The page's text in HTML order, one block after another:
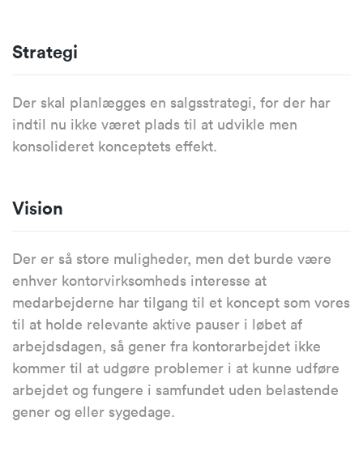
Strategi
Der skal planlægges en salgsstrategi, for der har
indtil nu ikke været plads til at udvikle men
konsolideret konceptets effekt.
Vision
Der er så store muligheder, men det burde være
enhver kontorvirksomheds interesse at
medarbejderne har tilgang til et koncept som vores
til at holde relevante aktive pauser i løbet af
arbejdsdagen, så gener fra kontorarbejdet ikke
kommer til at udgøre problemer i at kunne udføre
arbejdet og fungere i samfundet uden belastende
gener og eller sygedage.